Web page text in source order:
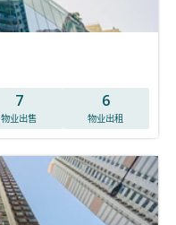
7
物业出售
6
物业出租